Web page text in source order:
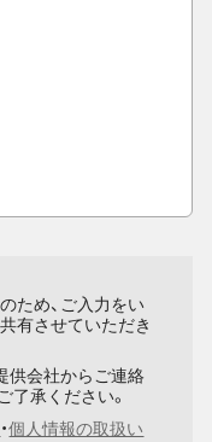
ため、ご入力をい
有させていただき
供会社からご連絡
了承ください。
・個人情報の取扱い